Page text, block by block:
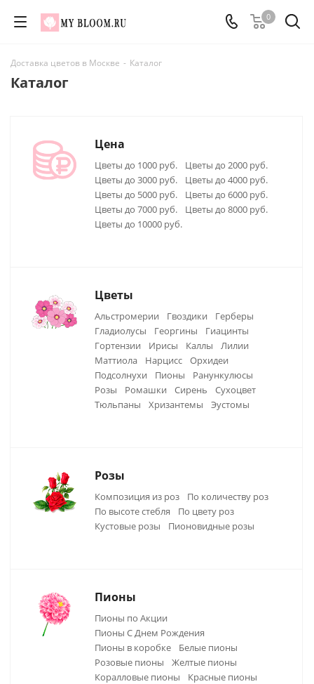
0
Доставка цветов в Москве - Каталог
Каталог
Цена
Цветы до 1000 руб.
Цветы до 2000 руб.
Цветы до 3000 руб.
Цветы до 4000 руб.
Цветы до 5000 руб.
Цветы до 6000 руб.
Цветы до 7000 руб.
Цветы до 8000 руб.
Цветы до 10000 руб.
Цветы
Альстромерии Гвоздики
Герберы
Гладиолусы
Георгины
Гиацинты
Гортензии
Ирисы Каллы
Лилии
Маттиола
Нарцисс
Орхидеи
Подсолнухи
Пионы
Ранункулюсы
Розы
Ромашки Сирень
Сухоцвет
Тюльпаны
Хризантемы Эустомы
Розы
Композиция из роз
По количеству роз
По высоте стебля
По цвету роз
Кустовые розы
Пионовидные розы
Пионы
Пионы по Акции
Пионы С Днем Рождения
Пионы в коробке
Белые пионы
Розовые пионы
Желтые пионы
Коралловые пионы
Красные пионы